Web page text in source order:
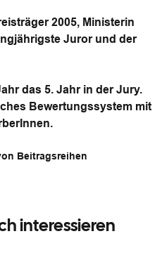
2005, Ministerin
Juror und der
das 5. Jahr in der Jury.
Bewertungssystem mit
Beitragsreihen
interessieren